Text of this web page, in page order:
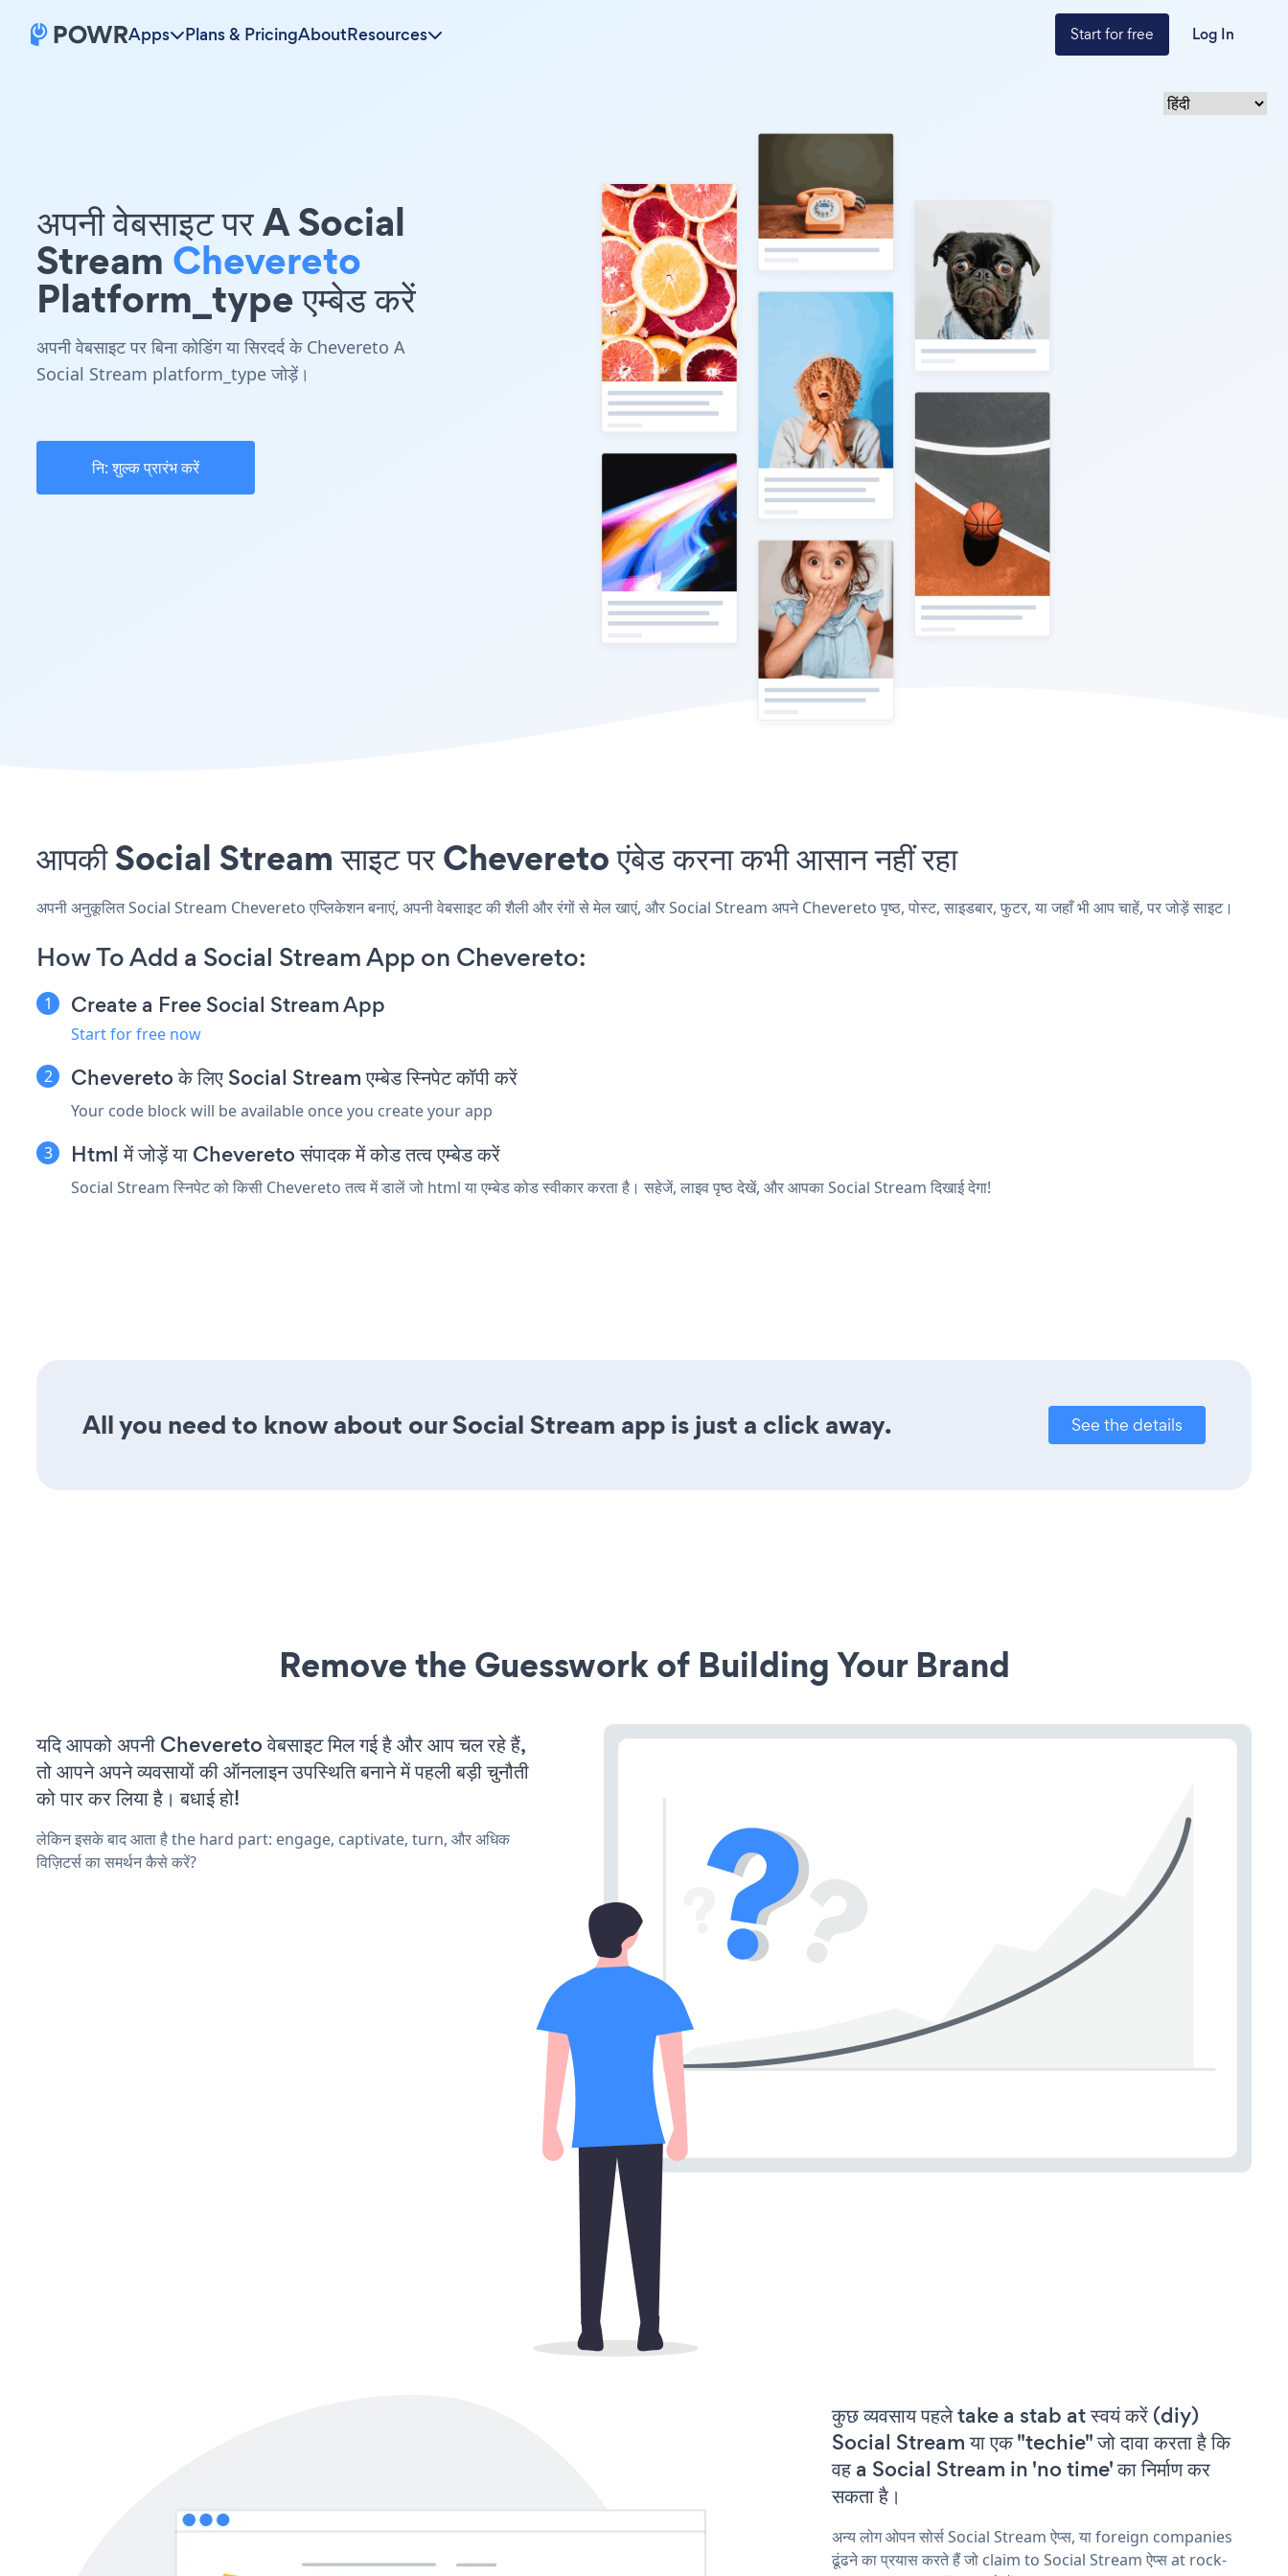
Apps Plans & PricingAboutResources Start for free Log In
अपनी वेबसाइट पर A Social
Stream Chevereto
Platform_type एम्बेड करें
अपनी वेबसाइट पर बिना कोडिंग या सिरदर्द के Chevereto A
Social Stream platform_type जोड़ें।
नि: शुल्क प्रारंभ करें
आपकी Social Stream साइट पर Chevereto एंबेड करना कभी आसान नहीं रहा
अपनी अनुकूलित Social Stream Chevereto एप्लिकेशन बनाएं, अपनी वेबसाइट की शैली और रंगों से मेल खाएं, और Social Stream अपने Chevereto पृष्ठ, पोस्ट, साइडबार, फुटर, या जहाँ भी आप चाहें, पर जोड़ें साइट।
How To Add a Social Stream App on Chevereto:
Create a Free Social Stream App
Start for free now
Chevereto के लिए Social Stream एम्बेड स्निपेट कॉपी करें
Your code block will be available once you create your app
Html में जोड़ें या Chevereto संपादक में कोड तत्व एम्बेड करें
Social Stream स्निपेट को किसी Chevereto तत्व में डालें जो html या एम्बेड कोड स्वीकार करता है। सहेजें, लाइव पृष्ठ देखें, और आपका Social Stream दिखाई देगा!
All you need to know about our Social Stream app is just a click away. See the details
Remove the Guesswork of Building Your Brand
यदि आपको अपनी Chevereto वेबसाइट मिल गई है और आप चल रहे हैं,
तो आपने अपने व्यवसायों की ऑनलाइन उपस्थिति बनाने में पहली बड़ी चुनौती
को पार कर लिया है। बधाई हो!
लेकिन इसके बाद आता है the hard part: engage, captivate, turn, और अधिक
विज़िटर्स का समर्थन कैसे करें?
कुछ व्यवसाय पहले take a stab at स्वयं करें (diy)
Social Stream या एक "techie" जो दावा करता है कि
वह a Social Stream in 'no time' का निर्माण कर
सकता है।
अन्य लोग ओपन सोर्स Social Stream ऐप्स, या foreign companies
ढूंढने का प्रयास करते हैं जो claim to Social Stream ऐप्स at rock-